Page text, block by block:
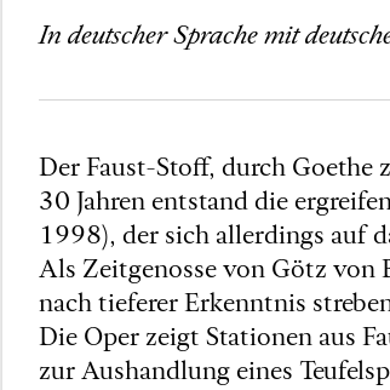
In deutscher Sprache mit
Der Faust-Stoff, durch Goethe
30 Jahren entstand die
1998), der sich allerdings auf
Als Zeitgenosse von Götz von
nach tieferer Erkenntnis
Die Oper zeigt Stationen aus
zur Aushandlung eines